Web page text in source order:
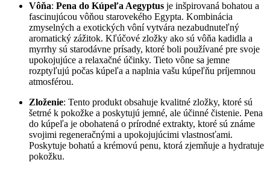
Vôňa: Pena do Kúpeľa Aegyptus je inšpirovaná bohatou a
fascinujúcou vôňou starovekého Egypta. Kombinácia
zmyselných a exotických vôní vytvára nezabudnuteľný
aromatický zážitok. Kľúčové zložky ako sú vôňa kadidla a
myrrhy sú starodávne prísady, ktoré boli používané pre svoje
upokojujúce a relaxačné účinky. Tieto vône sa jemne
rozptyľujú počas kúpeľa a naplnia vašu kúpeľňu príjemnou
atmosférou.
Zloženie: Tento produkt obsahuje kvalitné zložky, ktoré sú
šetrné k pokožke a poskytujú jemné, ale účinné čistenie. Pena
do kúpeľa je obohatená o prírodné extrakty, ktoré sú známe
svojimi regeneračnými a upokojujúcimi vlastnosťami.
Poskytuje bohatú a krémovú penu, ktorá zjemňuje a hydratuje
pokožku.